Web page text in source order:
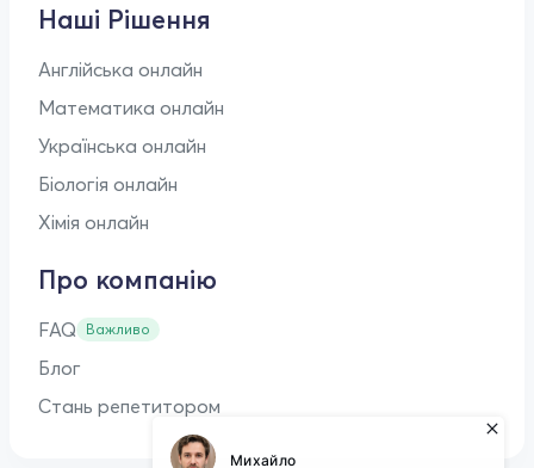
Наші Рішення
Англійська онлайн
Математика онлайн
Українська онлайн
Біологія онлайн
Хімія онлайн
Про компанію
FAQ Важливо
Блог
Стань репетитором